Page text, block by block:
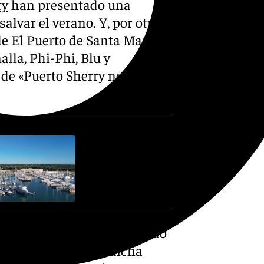
han presentado una
el verano. Y, por otro,
Puerto de Santa María
Phi-Phi, Blu y
«Puerto Sherry no se
era la frase acompañado
sociales. En dicha